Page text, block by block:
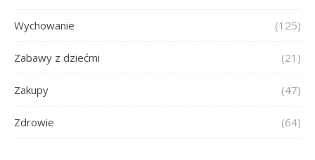
Wychowanie (125)
Zabawy z dziećmi (21)
Zakupy (47)
Zdrowie (64)